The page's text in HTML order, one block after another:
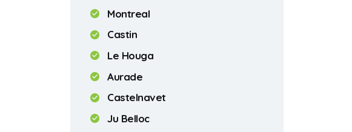
Montreal
Castin
Le Houga
Aurade
Castelnavet
Ju Belloc